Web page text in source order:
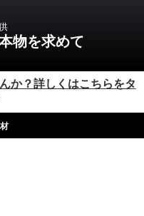
物を求めて
か？詳しくはこちらをタ